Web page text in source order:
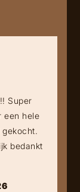
Super
een hele
bedankt